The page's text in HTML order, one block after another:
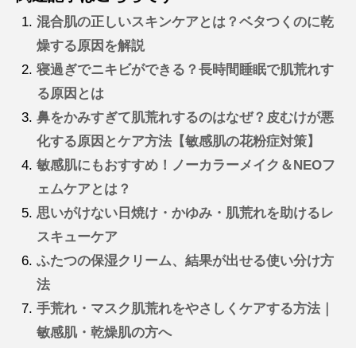
混合肌の正しいスキンケアとは？ベタつくのに乾
燥する原因を解説
寝過ぎでニキビができる？長時間睡眠で肌荒れす
る原因とは
鼻をかみすぎて肌荒れするのはなぜ？皮むけが悪
化する原因とケア方法【敏感肌の花粉症対策】
敏感肌にもおすすめ！ノーカラーメイク＆NEOフ
ェムケアとは？
思いがけない日焼け・かゆみ・肌荒れを助けるレ
スキューケア
ふたつの保湿クリーム、結果が出せる使い分け方
法
手荒れ・マスク肌荒れをやさしくケアする方法｜
敏感肌・乾燥肌の方へ